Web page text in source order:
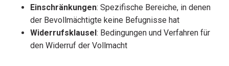
Einschränkungen: Spezifische Bereiche, in denen
der Bevollmächtigte keine Befugnisse hat
Widerrufsklausel: Bedingungen und Verfahren für
den Widerruf der Vollmacht